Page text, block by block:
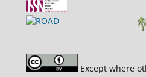
Except where